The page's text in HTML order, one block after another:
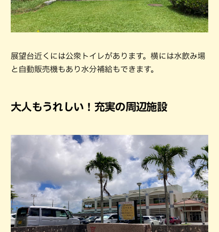
展望台近くには公衆トイレがあります。横には水飲み場
と自動販売機もあり水分補給もできます。
大人もうれしい！充実の周辺施設